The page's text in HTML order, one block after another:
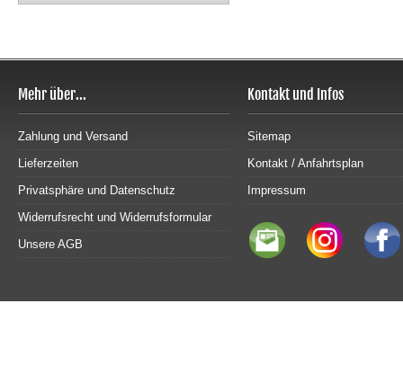
Mehr über...
Zahlung und Versand
Lieferzeiten
Privatsphäre und Datenschutz
Widerrufsrecht und Widerrufsformular
Unsere AGB
Kontakt und Infos
Sitemap
Kontakt / Anfahrtsplan
Impressum